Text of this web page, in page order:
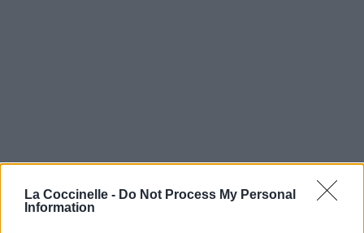
La Coccinelle - Do Not Process My Personal
Information